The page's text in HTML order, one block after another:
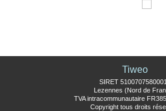
Tiweo
SIRET
Lezennes (Nord de
TVA intracommunautaire
Copyright tous droits